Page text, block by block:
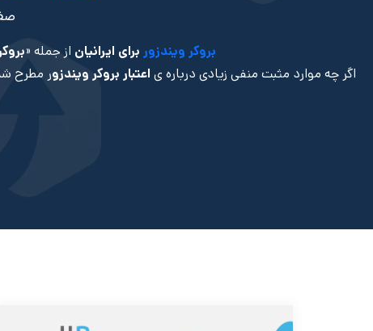
بروکر ویندزور برای ایرانیان از جمله «
اگر چه موارد مثبت منفی زیادی درباره ی اعتبار بروکر ویندزور مطرح